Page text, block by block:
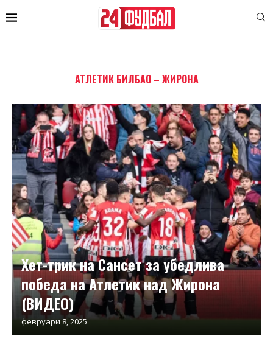
АТЛЕТИК БИЛБАО – ЖИРОНА
Хет-трик на Сансет за убедлива
победа на Атлетик над Жирона
(ВИДЕО)
февруари 8, 2025